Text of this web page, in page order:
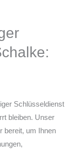
Schlüsseldienst
bleiben. Unser
bereit, um Ihnen